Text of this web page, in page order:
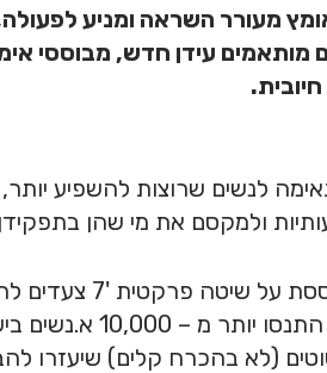
מעורר השראה ומניע
מותאמים עידן חדש, מבוססי
חיובית.
לנשים שרוצות להשפיע
ולמקסם את מי שהן בתפקידן
הסדנא מבוססת על
היומיומי' בה התנסו
(לא בהכרח קלים) שיעזרו